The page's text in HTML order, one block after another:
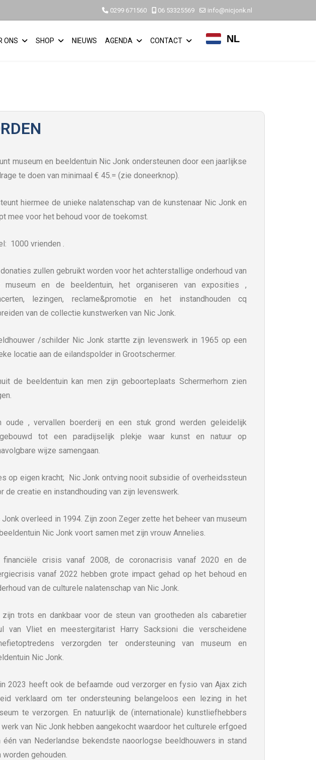
0299 671560 06 53325569 info@nicjonk.nl
ONS SHOP NIEUWS AGENDA CONTACT NL
museum en beeldentuin Nic Jonk ondersteunen door een jaarlijkse
te doen van minimaal € 45.= (zie doneerknop).
hiermee de unieke nalatenschap van de kunstenaar Nic Jonk en
mee voor het behoud voor de toekomst.
1000 vrienden .
zullen gebruikt worden voor het achterstallige onderhoud van
museum en de beeldentuin, het organiseren van exposities ,
lezingen, reclame&promotie en het instandhouden cq
van de collectie kunstwerken van Nic Jonk.
/schilder Nic Jonk startte zijn levenswerk in 1965 op een
locatie aan de eilandspolder in Grootschermer.
de beeldentuin kan men zijn geboorteplaats Schermerhorn zien
oude , vervallen boerderij en een stuk grond werden geleidelijk
tot een paradijselijk plekje waar kunst en natuur op
wijze samengaan.
op eigen kracht; Nic Jonk ontving nooit subsidie of overheidssteun
de creatie en instandhouding van zijn levenswerk.
Jonk overleed in 1994. Zijn zoon Zeger zette het beheer van museum
Nic Jonk voort samen met zijn vrouw Annelies.
financiële crisis vanaf 2008, de coronacrisis vanaf 2020 en de
vanaf 2022 hebben grote impact gehad op het behoud en
van de culturele nalatenschap van Nic Jonk.
zijn trots en dankbaar voor de steun van grootheden als cabaretier
van Vliet en meestergitarist Harry Sacksioni die verscheidene
verzorgden ter ondersteuning van museum en
Nic Jonk.
2023 heeft ook de befaamde oud verzorger en fysio van Ajax zich
verklaard om ter ondersteuning belangeloos een lezing in het
te verzorgen. En natuurlijk de (internationale) kunstliefhebbers
van Nic Jonk hebben aangekocht waardoor het culturele erfgoed
één van Nederlandse bekendste naoorlogse beeldhouwers in stand
worden gehouden.